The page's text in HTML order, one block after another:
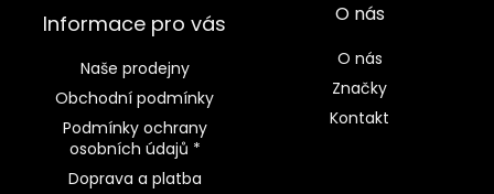
Informace pro vás
Naše prodejny
Obchodní podmínky
Podmínky ochrany
osobních údajů *
Doprava a platba
O nás
O nás
Značky
Kontakt